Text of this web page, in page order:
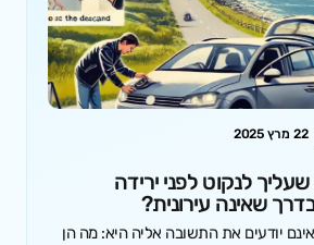
22 מרץ 2025
לנקוט לפני ירידה
שאינה עירונית?
יודעים את התשובה אליה היא: מה הן